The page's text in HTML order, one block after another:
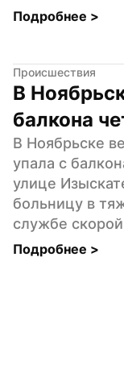
Подробнее >
Происшествия
В
балкона
В Ноябрьске
упала с
улице
больницу в
службе
Подробнее >